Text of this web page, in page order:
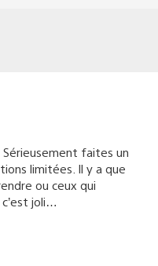
Sérieusement faites un
limitées. Il y a que
ou ceux qui
joli…